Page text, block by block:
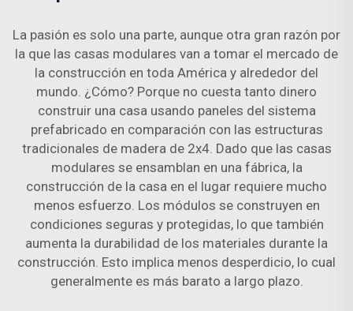
La pasión es solo una parte, aunque otra gran razón por
la que las casas modulares van a tomar el mercado de
la construcción en toda América y alrededor del
mundo. ¿Cómo? Porque no cuesta tanto dinero
construir una casa usando paneles del sistema
prefabricado en comparación con las estructuras
tradicionales de madera de 2x4. Dado que las casas
modulares se ensamblan en una fábrica, la
construcción de la casa en el lugar requiere mucho
menos esfuerzo. Los módulos se construyen en
condiciones seguras y protegidas, lo que también
aumenta la durabilidad de los materiales durante la
construcción. Esto implica menos desperdicio, lo cual
generalmente es más barato a largo plazo.